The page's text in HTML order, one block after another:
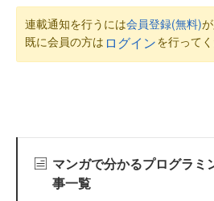
連載通知を行うには会員登録(無料)
既に会員の方は ログインを行ってく
マンガで分かるプログラミ
事一覧